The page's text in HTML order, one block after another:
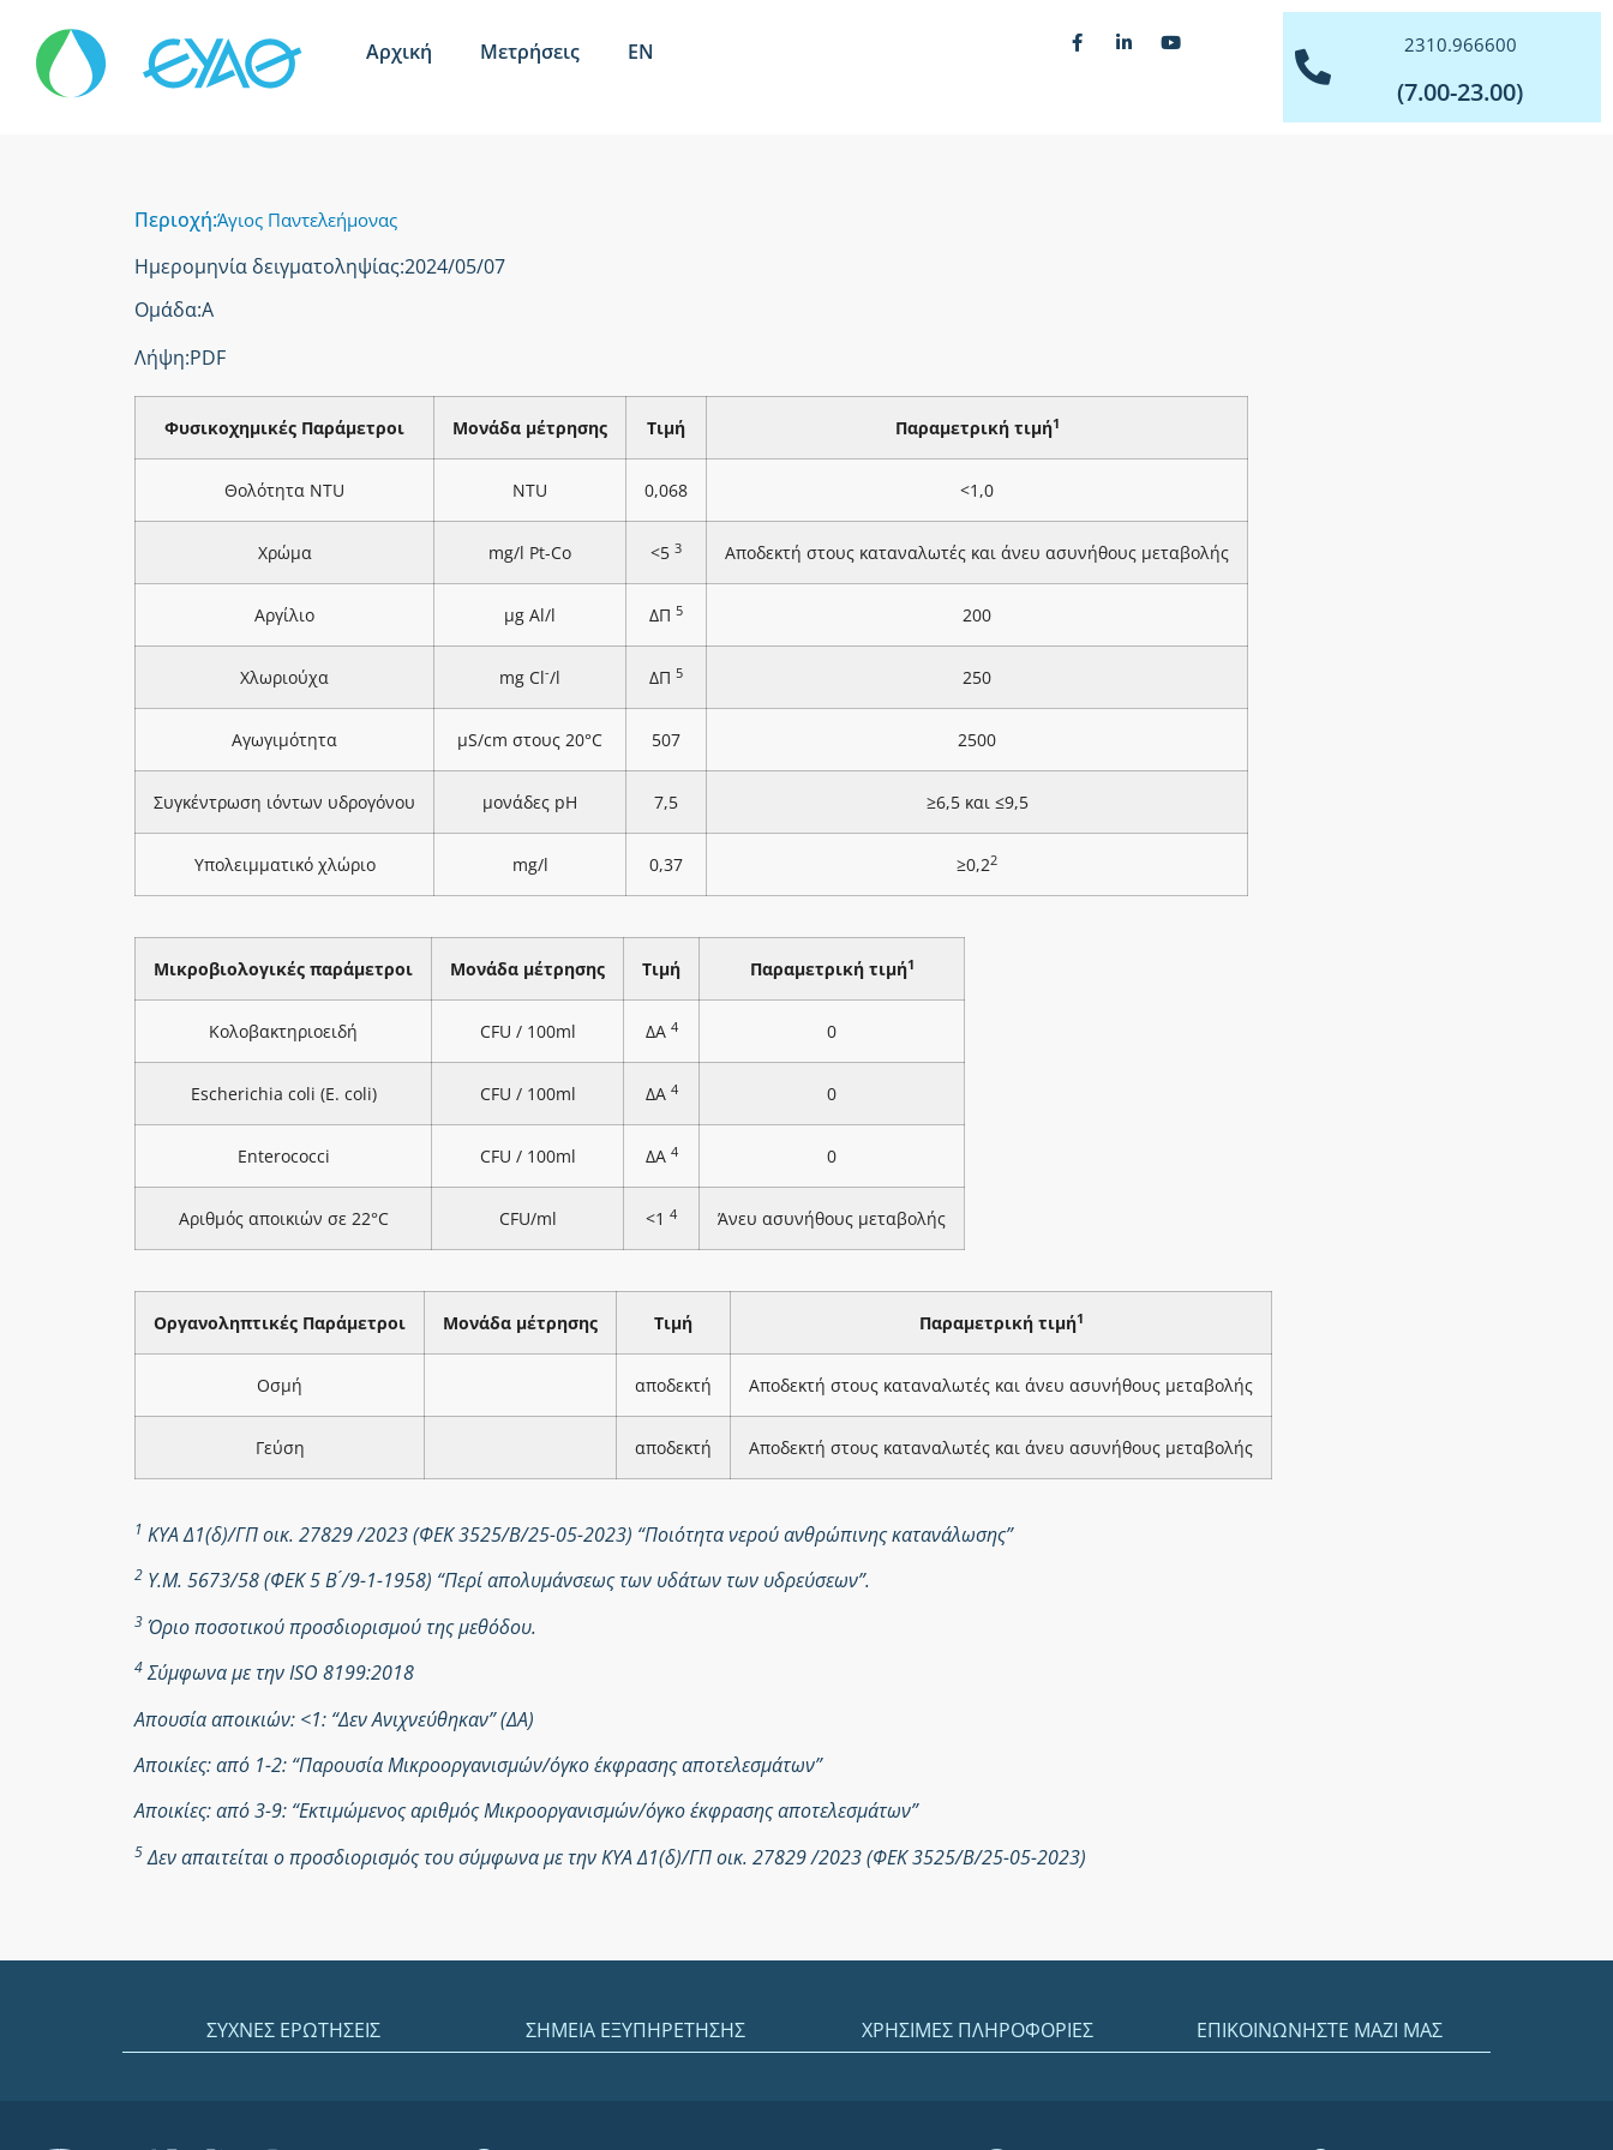
Αρχική Μετρήσεις EN 2310.966600
(7.00-23.00)
Περιοχή:Άγιος Παντελεήμονας
Ημερομηνία δειγματοληψίας:2024/05/07
Ομάδα:Α
Λήψη:PDF
Φυσικοχημικές Παράμετροι Μονάδα μέτρησης Τιμή Παραμετρική τιμή1
Θολότητα NTU NTU 0,068 <1,0
Χρώμα mg/l Pt-Co <5 3 Αποδεκτή στους καταναλωτές και άνευ ασυνήθους μεταβολής
Αργίλιο μg Al/l ΔΠ 5 200
Χλωριούχα mg Cl-/l ΔΠ 5 250
Αγωγιμότητα μS/cm στους 20°C 507 2500
Συγκέντρωση ιόντων υδρογόνου μονάδες pH 7,5 ≥6,5 και ≤9,5
Υπολειμματικό χλώριο mg/l 0,37 ≥0,22
Μικροβιολογικές παράμετροι Μονάδα μέτρησης Τιμή Παραμετρική τιμή1
Κολοβακτηριοειδή CFU / 100ml ΔΑ 4 0
Escherichia coli (E. coli) CFU / 100ml ΔΑ 4 0
Enterococci CFU / 100ml ΔΑ 4 0
Αριθμός αποικιών σε 22°C CFU/ml <1 4 Άνευ ασυνήθους μεταβολής
Οργανοληπτικές Παράμετροι Μονάδα μέτρησης Τιμή Παραμετρική τιμή1
Οσμή αποδεκτή Αποδεκτή στους καταναλωτές και άνευ ασυνήθους μεταβολής
Γεύση αποδεκτή Αποδεκτή στους καταναλωτές και άνευ ασυνήθους μεταβολής
1 ΚΥΑ Δ1(δ)/ΓΠ οικ. 27829 /2023 (ΦΕΚ 3525/Β/25-05-2023) “Ποιότητα νερού ανθρώπινης κατανάλωσης”
2 Υ.Μ. 5673/58 (ΦΕΚ 5 Β ́/9-1-1958) “Περί απολυμάνσεως των υδάτων των υδρεύσεων”.
3 Όριο ποσοτικού προσδιορισμού της μεθόδου.
4Σύμφωνα με την ISO 8199:2018
Απουσία αποικιών: <1: “Δεν Ανιχνεύθηκαν” (ΔΑ)
Αποικίες: από 1-2: “Παρουσία Μικροοργανισμών/όγκο έκφρασης αποτελεσμάτων”
Αποικίες: από 3-9: “Εκτιμώμενος αριθμός Μικροοργανισμών/όγκο έκφρασης αποτελεσμάτων”
5Δεν απαιτείται ο προσδιορισμός του σύμφωνα με την ΚΥΑ Δ1(δ)/ΓΠ οικ. 27829 /2023 (ΦΕΚ 3525/Β/25-05-2023)
ΣΥΧΝΕΣ ΕΡΩΤΗΣΕΙΣ ΣΗΜΕΙΑ ΕΞΥΠΗΡΕΤΗΣΗΣ ΧΡΗΣΙΜΕΣ ΠΛΗΡΟΦΟΡΙΕΣ ΕΠΙΚΟΙΝΩΝΗΣΤΕ ΜΑΖΙ ΜΑΣ